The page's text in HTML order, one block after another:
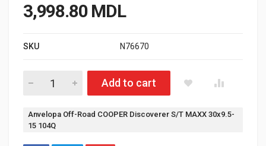
3,998.80 MDL
SKU N76670
Cantitate Anvelopa Off-Road COOPER Discoverer S/T MAXX
Add to cart
Etichetă:
Anvelopa Off-Road COOPER Discoverer S/T MAXX 30x9.5-
15 104Q